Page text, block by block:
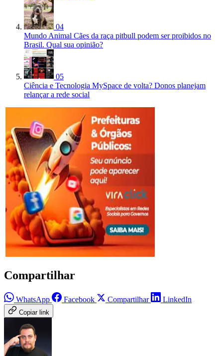
04
Mundo Animal Cães da raça pitbull podem ser proibidos no
Brasil. Qual sua opinião?
05
Ciência e Tecnologia MySpace de volta? Donos planejam
relançar a rede social
Compartilhar
WhatsApp Facebook Compartilhar LinkedIn
Copiar link